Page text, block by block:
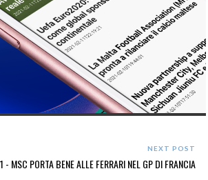
NEXT POST
- MSC PORTA BENE ALLE FERRARI NEL GP DI FRANCIA